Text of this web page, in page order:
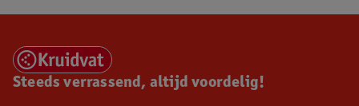
Steeds verrassend, altijd voordelig!